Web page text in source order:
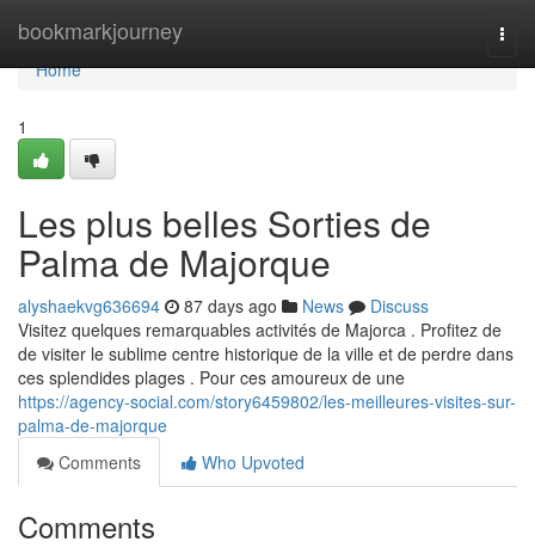
bookmarkjourney
Home
Home
1
Les plus belles Sorties de
Palma de Majorque
alyshaekvg636694 87 days ago News
Discuss
Visitez quelques remarquables activités de Majorca . Profitez de
de visiter le sublime centre historique de la ville et de perdre dans
ces splendides plages . Pour ces amoureux de une
https://agency-social.com/story6459802/les-meilleures-visites-sur-
palma-de-majorque
Comments
Who Upvoted
Comments